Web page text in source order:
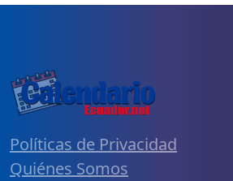
Políticas de Privacidad
Quiénes Somos